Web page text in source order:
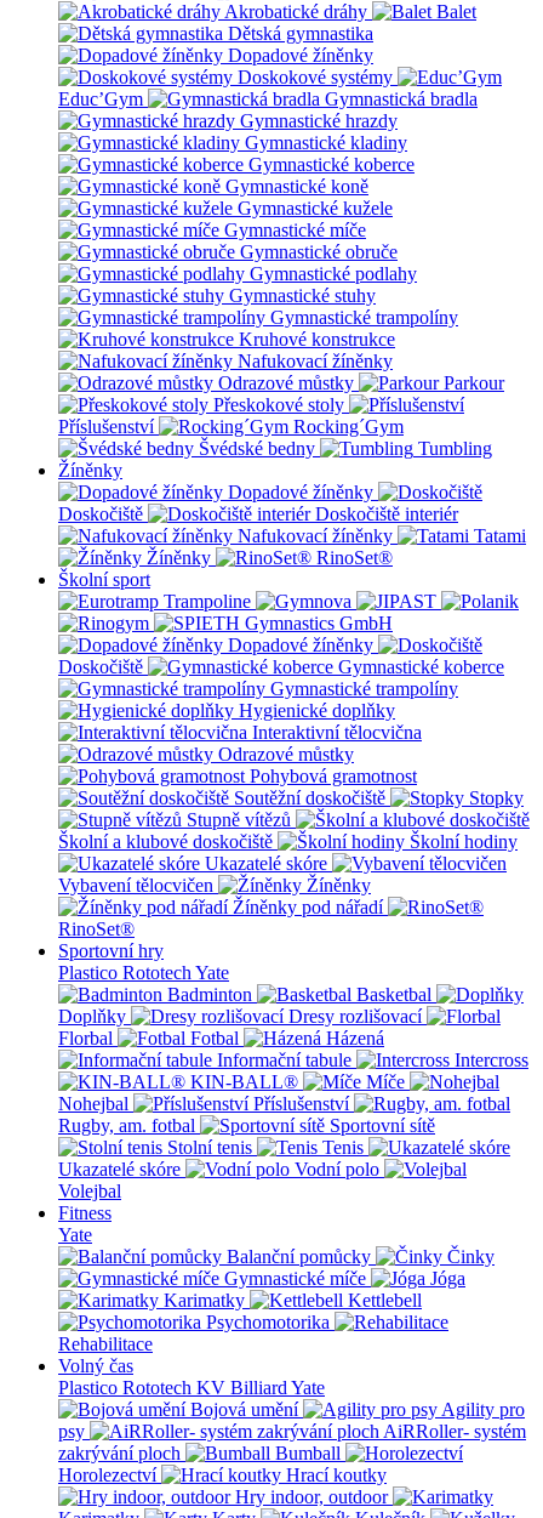
Akrobatické dráhy
Balet
Dětská gymnastika
Dopadové žíněnky
Doskokové systémy
Educ’Gym
Gymnastická bradla
Gymnastické hrazdy
Gymnastické kladiny
Gymnastické koberce
Gymnastické koně
Gymnastické kužele
Gymnastické míče
Gymnastické obruče
Gymnastické podlahy
Gymnastické stuhy
Gymnastické trampolíny
Kruhové konstrukce
Nafukovací žíněnky
Odrazové můstky
Parkour
Přeskokové stoly
Příslušenství
Rocking´Gym
Švédské bedny
Tumbling
Žíněnky
Dopadové žíněnky
Doskočiště
Doskočiště interiér
Nafukovací žíněnky
Tatami
Žíněnky
RinoSet®
Školní sport
Dopadové žíněnky
Doskočiště
Gymnastické koberce
Gymnastické trampolíny
Hygienické doplňky
Interaktivní tělocvična
Odrazové můstky
Pohybová gramotnost
Soutěžní doskočiště
Stopky
Stupně vítězů
Školní a klubové doskočiště
Školní hodiny
Ukazatelé skóre
Vybavení tělocvičen
Žíněnky
Žíněnky pod nářadí
RinoSet®
Sportovní hry
Plastico Rototech Yate
Badminton
Basketbal
Doplňky
Dresy rozlišovací
Florbal
Fotbal
Házená
Informační tabule
Intercross
KIN-BALL®
Míče
Nohejbal
Příslušenství
Rugby, am. fotbal
Sportovní sítě
Stolní tenis
Tenis
Ukazatelé skóre
Vodní polo
Volejbal
Fitness
Yate
Balanční pomůcky
Činky
Gymnastické míče
Jóga
Karimatky
Kettlebell
Psychomotorika
Rehabilitace
Volný čas
Plastico Rototech KV Billiard Yate
Bojová umění
Agility pro
psy
AiRRoller- systém
zakrývání ploch
Bumball
Horolezectví
Hrací koutky
Hry indoor, outdoor